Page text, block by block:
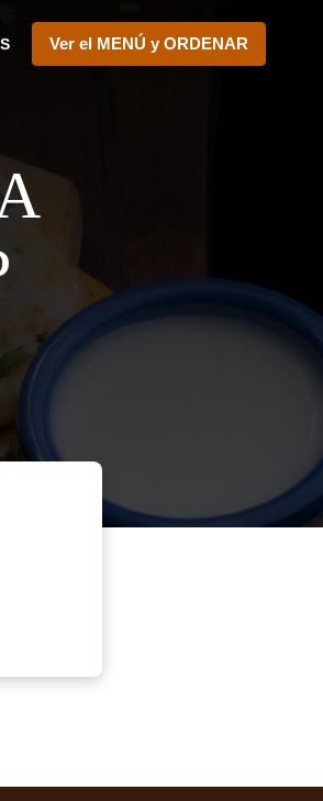
Ver el MENÚ y ORDENAR